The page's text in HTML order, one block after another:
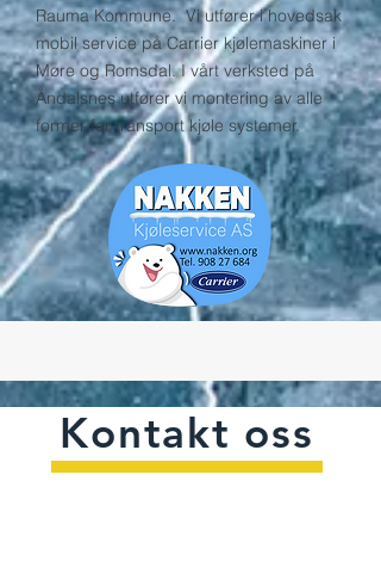
Rauma Kommune. Vi utfører i hovedsak
mobil service på Carrier kjølemaskiner i
Møre og Romsdal. I vårt verksted på
Åndalsnes utfører vi montering av alle
former for transport kjøle systemer.
Kontakt oss